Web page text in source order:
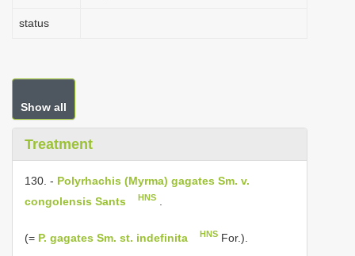
status
Show all
Treatment
130. - Polyrhachis (Myrma) gagates Sm. v.
congolensis Sants
HNS
(= P. gagates Sm. st. indefinita HNS For.).